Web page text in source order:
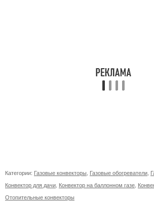
Категории: Газовые конвекторы Газовые обогреватели
Конвектор для дачи Конвектор на баллонном газе
Отопительные конвекторы